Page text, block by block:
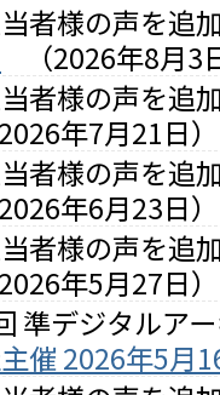
者様の声を追
（2026年8月3
者様の声を追
2026年7月21日）
者様の声を追
2026年6月23日）
者様の声を追
2026年5月27日）
準デジタルア
催 2026年5月